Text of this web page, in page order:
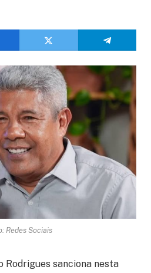
Redes Sociais
Rodrigues sanciona nesta